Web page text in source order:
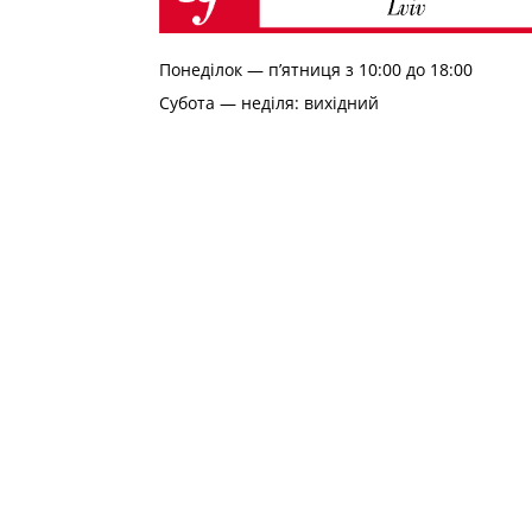
Понеділок — п’ятниця з 10:00 до 18:00
Субота — неділя: вихідний